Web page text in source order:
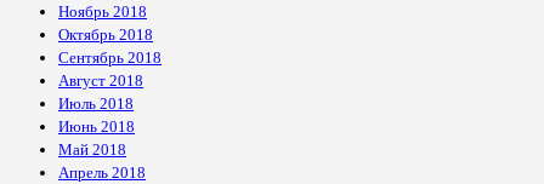
Ноябрь 2018
Октябрь 2018
Сентябрь 2018
Август 2018
Июль 2018
Июнь 2018
Май 2018
Апрель 2018